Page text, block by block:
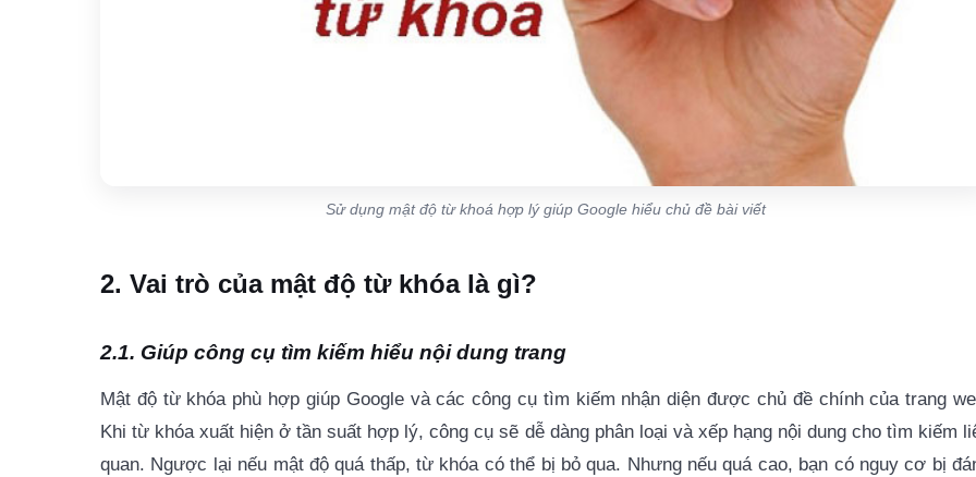
Sử dụng mật độ từ khoá hợp lý giúp Google hiểu chủ đề bài viết
2. Vai trò của mật độ từ khóa là gì?
2.1. Giúp công cụ tìm kiếm hiểu nội dung trang
Mật độ từ khóa phù hợp giúp Google và các công cụ tìm kiếm nhận diện được chủ đề chính của trang
Khi từ khóa xuất hiện ở tần suất hợp lý, công cụ sẽ dễ dàng phân loại và xếp hạng nội dung cho tìm kiếm
quan. Ngược lại nếu mật độ quá thấp, từ khóa có thể bị bỏ qua. Nhưng nếu quá cao, bạn có nguy cơ bị